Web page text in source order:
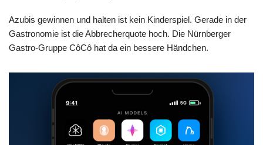
Azubis gewinnen und halten ist kein Kinderspiel. Gerade in der
Gastronomie ist die Abbrecherquote hoch. Die Nürnberger
Gastro-Gruppe CôCô hat da ein bessere Händchen.